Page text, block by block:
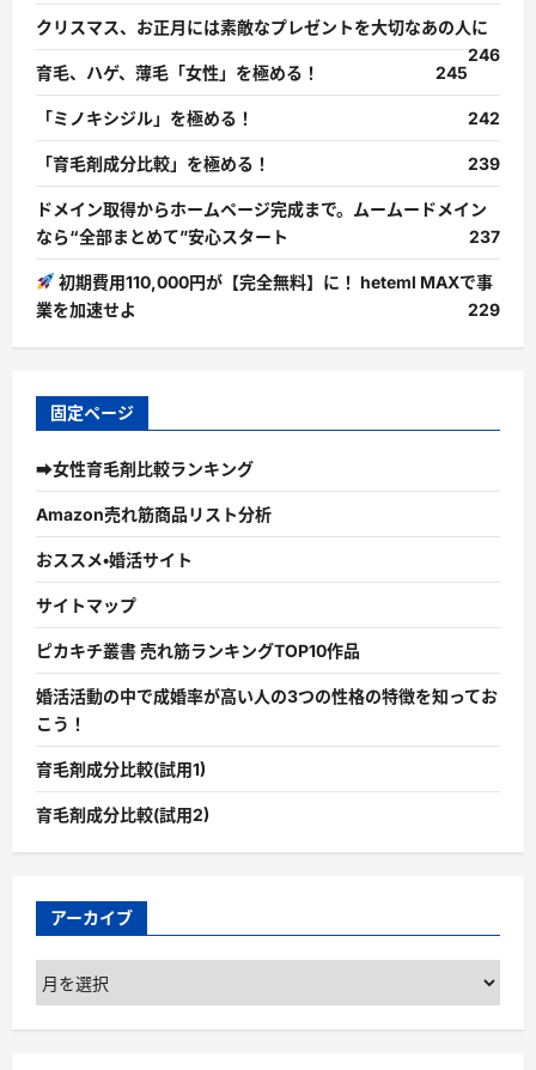
クリスマス、お正月には素敵なプレゼントを大切なあの人に
246
育毛、ハゲ、薄毛「女性」を極める！
245
「ミノキシジル」を極める！ 242
「育毛剤成分比較」を極める！ 239
ドメイン取得からホームページ完成まで。ムームードメイン
なら“全部まとめて”安心スタート
237
初期費用110,000円が【完全無料】に！ heteml MAXで事
業を加速せよ
229
固定ページ
➡女性育毛剤比較ランキング
Amazon売れ筋商品リスト分析
おススメ・婚活サイト
サイトマップ
ピカキチ叢書 売れ筋ランキングTOP10作品
婚活活動の中で成婚率が高い人の3つの性格の特徴を知ってお
こう！
育毛剤成分比較(試用1)
育毛剤成分比較(試用2)
アーカイブ
ア
ー
カ